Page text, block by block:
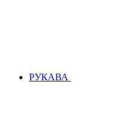
РУКАВА